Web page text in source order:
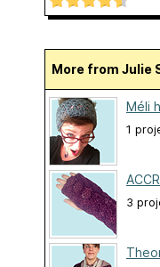
More from
Méli
1
3